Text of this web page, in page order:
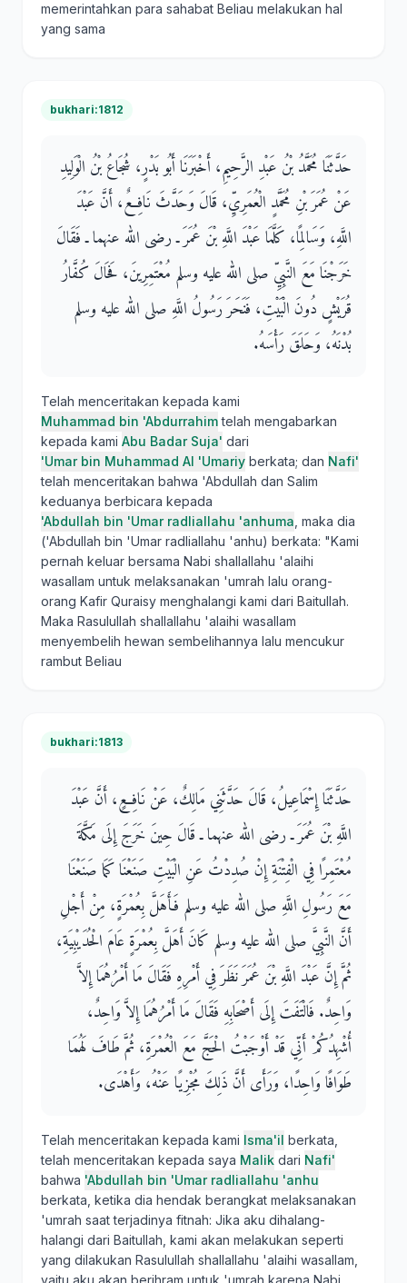
memerintahkan para sahabat Beliau melakukan hal
yang sama
bukhari:1812
حَدَّثَنَا مُحَمَّدُ بْنُ عَبْدِ الرَّحِيمِ، أَخْبَرَنَا أَبُو بَدْرٍ، شُجَاعُ بْنُ الْوَلِيدِ
عَنْ عُمَرَ بْنِ مُحَمَّدٍ الْعُمَرِيِّ، قَالَ وَحَدَّثَ نَافِعٌ، أَنَّ عَبْدَ
اللَّهِ، وَسَالِمًا، كَلَّمَا عَبْدَ اللَّهِ بْنَ عُمَرَ ـ رضى الله عنهما ـ فَقَالَ
خَرَجْنَا مَعَ النَّبِيِّ صلى الله عليه وسلم مُعْتَمِرِينَ، فَحَالَ كُفَّارُ
قُرَيْشٍ دُونَ الْبَيْتِ، فَنَحَرَ رَسُولُ اللَّهِ صلى الله عليه وسلم
بُدْنَهُ، وَحَلَقَ رَأْسَهُ‏.‏
Telah menceritakan kepada kami
Muhammad bin 'Abdurrahimtelah mengabarkan
kepada kami Abu Badar Suja' dari
'Umar bin Muhammad Al 'Umariy berkata; dan Nafi'
telah menceritakan bahwa 'Abdullah dan Salim
keduanya berbicara kepada
'Abdullah bin 'Umar radliallahu 'anhuma , maka dia
('Abdullah bin 'Umar radliallahu 'anhu) berkata: "Kami
pernah keluar bersama Nabi shallallahu 'alaihi
wasallam untuk melaksanakan 'umrah lalu orang-
orang Kafir Quraisy menghalangi kami dari Baitullah.
Maka Rasulullah shallallahu 'alaihi wasallam
menyembelih hewan sembelihannya lalu mencukur
rambut Beliau
bukhari:1813
حَدَّثَنَا إِسْمَاعِيلُ، قَالَ حَدَّثَنِي مَالِكٌ، عَنْ نَافِعٍ، أَنَّ عَبْدَ
اللَّهِ بْنَ عُمَرَ ـ رضى الله عنهما ـ قَالَ حِينَ خَرَجَ إِلَى مَكَّةَ
مُعْتَمِرًا فِي الْفِتْنَةِ إِنْ صُدِدْتُ عَنِ الْبَيْتِ صَنَعْنَا كَمَا صَنَعْنَا
مَعَ رَسُولِ اللَّهِ صلى الله عليه وسلم فَأَهَلَّ بِعُمْرَةٍ، مِنْ أَجْلِ
أَنَّ النَّبِيَّ صلى الله عليه وسلم كَانَ أَهَلَّ بِعُمْرَةٍ عَامَ الْحُدَيْبِيَةِ،
ثُمَّ إِنَّ عَبْدَ اللَّهِ بْنَ عُمَرَ نَظَرَ فِي أَمْرِهِ فَقَالَ مَا أَمْرُهُمَا إِلاَّ
وَاحِدٌ‏.‏ فَالْتَفَتَ إِلَى أَصْحَابِهِ فَقَالَ مَا أَمْرُهُمَا إِلاَّ وَاحِدٌ،
أُشْهِدُكُمْ أَنِّي قَدْ أَوْجَبْتُ الْحَجَّ مَعَ الْعُمْرَةِ، ثُمَّ طَافَ لَهُمَا
طَوَافًا وَاحِدًا، وَرَأَى أَنَّ ذَلِكَ مُجْزِيًا عَنْهُ، وَأَهْدَى‏.‏
Telah menceritakan kepada kami Isma'il berkata,
telah menceritakan kepada saya Malik dari Nafi'
bahwa 'Abdullah bin 'Umar radliallahu 'anhu
berkata, ketika dia hendak berangkat melaksanakan
'umrah saat terjadinya fitnah: Jika aku dihalang-
halangi dari Baitullah, kami akan melakukan seperti
yang dilakukan Rasulullah shallallahu 'alaihi wasallam,
yaitu aku akan berihram untuk 'umrah karena Nabi